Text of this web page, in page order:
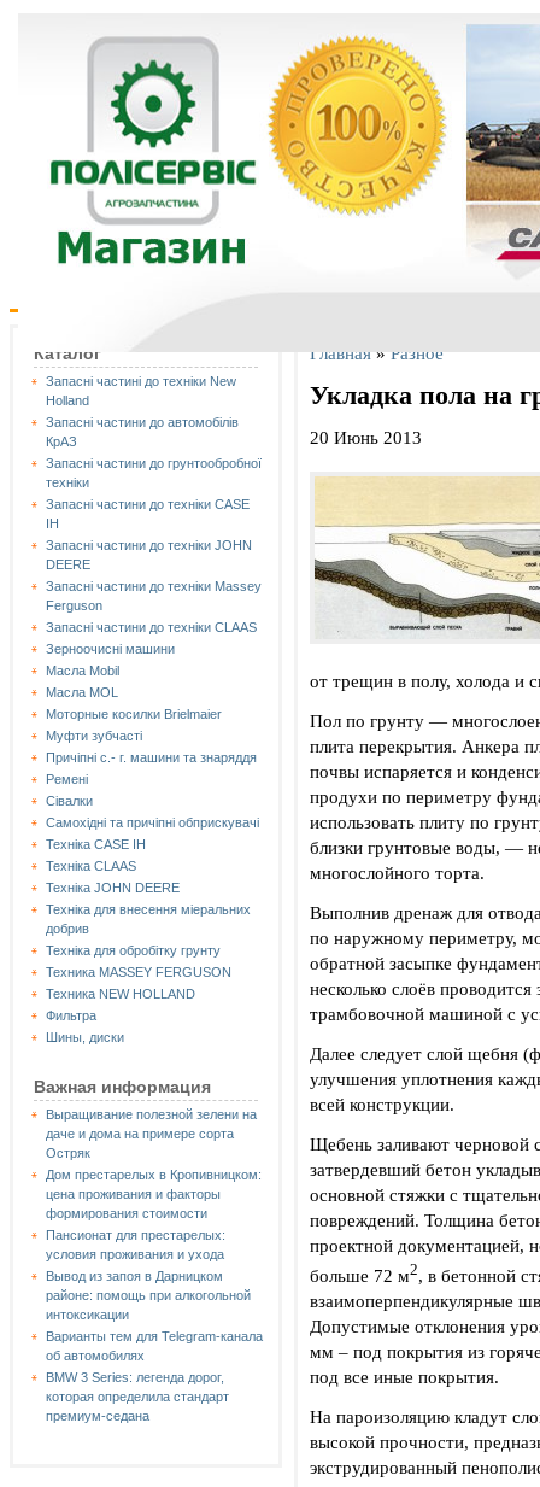
Каталог
Запасні частині до техніки New
Holland
Запасні частини до автомобілів
КрАЗ
Запасні частини до грунтообробної
техніки
Запасні частини до техніки CASE
IH
Запасні частини до техніки JOHN
DEERE
Запасні частини до техніки Massey
Ferguson
Запасні частини до техніки СLAAS
Зерноочисні машини
Масла Mobil
Масла MOL
Моторные косилки Brielmaier
Муфти зубчасті
Причіпні с.- г. машини та знаряддя
Ремені
Сівалки
Самохідні та причіпні обприскувачі
Техніка CASE IH
Техніка CLAAS
Техніка JOHN DEERE
Техніка для внесення міеральних
добрив
Техніка для обробітку грунту
Техника MASSEY FERGUSON
Техника NEW HOLLAND
Фильтра
Шины, диски
Важная информация
Выращивание полезной зелени на
даче и дома на примере сорта
Остряк
Дом престарелых в Кропивницком:
цена проживания и факторы
формирования стоимости
Пансионат для престарелых:
условия проживания и ухода
Вывод из запоя в Дарницком
районе: помощь при алкогольной
интоксикации
Варианты тем для Telegram-канала
об автомобилях
BMW 3 Series: легенда дорог,
которая определила стандарт
премиум-седана
Главная»Разное
Укладка пола на
20 Июнь 2013
от трещин в полу, холода и
Пол по грунту —
плита перекрытия. Анкера
почвы испаряется и
продухи по периметру
использовать плиту по
близки грунтовые воды, —
многослойного торта.
Выполнив дренаж для
по наружному периметру,
обратной засыпке
несколько слоёв
трамбовочной машиной с
Далее следует слой щебня
улучшения уплотнения
всей конструкции.
Щебень заливают черновой
затвердевший бетон
основной стяжки с
повреждений. Толщина
проектной документацией,
больше 72 м2, в бетонной
взаимоперпендикулярные
Допустимые отклонения
мм – под покрытия из
под все иные покрытия.
На пароизоляцию кладут
высокой прочности,
экструдированный